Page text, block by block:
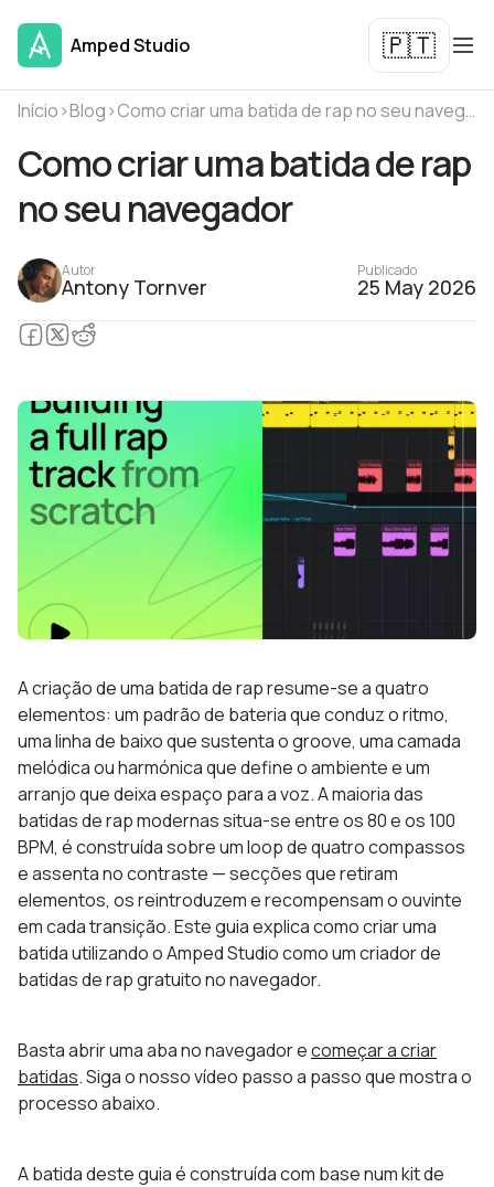
Amped Studio 🇵🇹
Início›Blog› Como criar uma batida de rap no seu navegador
Como criar uma batida de rap
no seu navegador
Autor
Antony Tornver
Publicado
25 May 2026
A criação de uma batida de rap resume-se a quatro
elementos: um padrão de bateria que conduz o ritmo,
uma linha de baixo que sustenta o groove, uma camada
melódica ou harmónica que define o ambiente e um
arranjo que deixa espaço para a voz. A maioria das
batidas de rap modernas situa-se entre os 80 e os 100
BPM, é construída sobre um loop de quatro compassos
e assenta no contraste — secções que retiram
elementos, os reintroduzem e recompensam o ouvinte
em cada transição. Este guia explica como criar uma
batida utilizando o Amped Studio como um criador de
batidas de rap gratuito no navegador.
Basta abrir uma aba no navegador ecomeçar a criar
batidas. Siga o nosso vídeo passo a passo que mostra o
processo abaixo.
A batida deste guia é construída com base num kit de